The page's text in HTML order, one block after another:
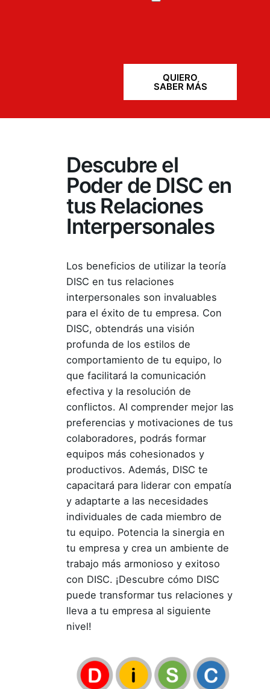
QUIERO
SABER MÁS
Descubre el
Poder de DISC en
tus Relaciones
Interpersonales
Los beneficios de utilizar la teoría
DISC en tus relaciones
interpersonales son invaluables
para el éxito de tu empresa. Con
DISC, obtendrás una visión
profunda de los estilos de
comportamiento de tu equipo, lo
que facilitará la comunicación
efectiva y la resolución de
conflictos. Al comprender mejor las
preferencias y motivaciones de tus
colaboradores, podrás formar
equipos más cohesionados y
productivos. Además, DISC te
capacitará para liderar con empatía
y adaptarte a las necesidades
individuales de cada miembro de
tu equipo. Potencia la sinergia en
tu empresa y crea un ambiente de
trabajo más armonioso y exitoso
con DISC. ¡Descubre cómo DISC
puede transformar tus relaciones y
lleva a tu empresa al siguiente
nivel!